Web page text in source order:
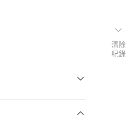
清除
紀錄